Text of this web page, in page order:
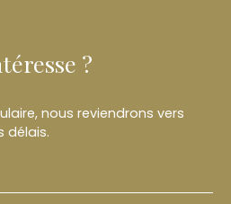
?
nous reviendrons vers
délais.